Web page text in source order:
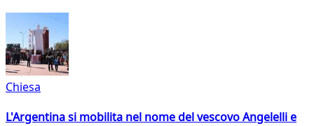
Chiesa
L'Argentina si mobilita nel nome del vescovo Angelelli e